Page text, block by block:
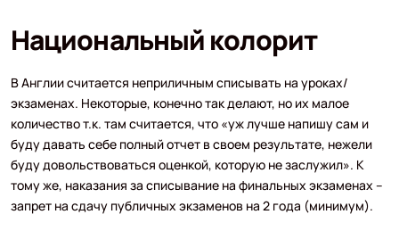
Национальный колорит
В Англии считается неприличным списывать на уроках/
экзаменах. Некоторые, конечно так делают, но их малое
количество т.к. там считается, что «уж лучше напишу сам и
буду давать себе полный отчет в своем результате, нежели
буду довольствоваться оценкой, которую не заслужил». К
тому же, наказания за списывание на финальных экзаменах –
запрет на сдачу публичных экзаменов на 2 года (минимум).